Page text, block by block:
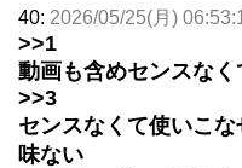
40: 2026/05/25(月)
>>1
動画も含めセンスなく
>>3
センスなくて使いこ
味ない